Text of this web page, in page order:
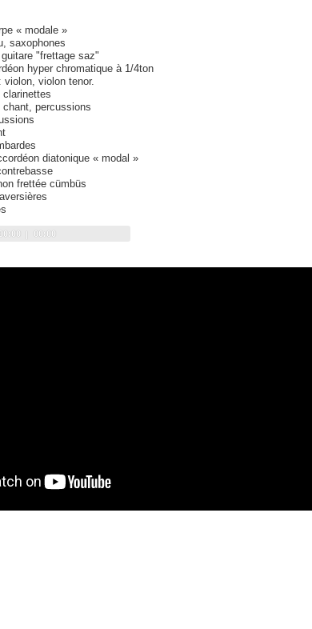
« modale »
saxophones
"frettage saz"
hyper chromatique à 1/4ton
: violon, violon tenor.
clarinettes
chant, percussions
diatonique « modal »
frettée cümbüs
Current
00:00
Total
00:00